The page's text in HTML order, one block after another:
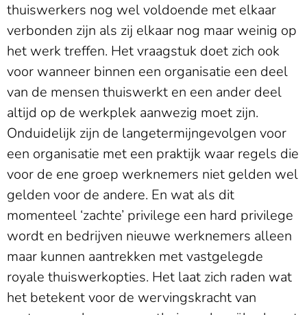
thuiswerkers nog wel voldoende met elkaar
verbonden zijn als zij elkaar nog maar weinig op
het werk treffen. Het vraagstuk doet zich ook
voor wanneer binnen een organisatie een deel
van de mensen thuiswerkt en een ander deel
altijd op de werkplek aanwezig moet zijn.
Onduidelijk zijn de langetermijngevolgen voor
een organisatie met een praktijk waar regels die
voor de ene groep werknemers niet gelden wel
gelden voor de andere. En wat als dit
momenteel ‘zachte’ privilege een hard privilege
wordt en bedrijven nieuwe werknemers alleen
maar kunnen aantrekken met vastgelegde
royale thuiswerkopties. Het laat zich raden wat
het betekent voor de wervingskracht van